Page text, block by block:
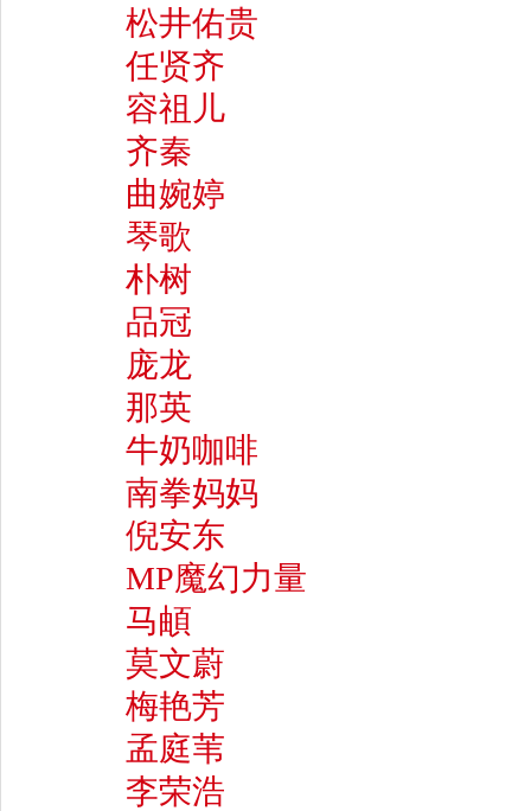
松井佑贵
任贤齐
容祖儿
齐秦
曲婉婷
琴歌
朴树
品冠
庞龙
那英
牛奶咖啡
南拳妈妈
倪安东
MP魔幻力量
马頔
莫文蔚
梅艳芳
孟庭苇
李荣浩